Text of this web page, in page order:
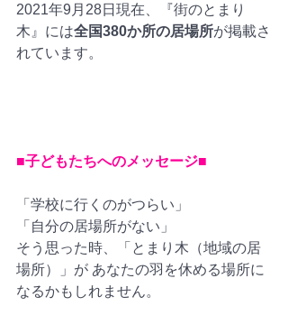
2021年9月28日現在、『街のとまり
木』には全国380か所の居場所が掲載さ
れています。
■子どもたちへのメッセージ■
「学校に行くのがつらい」
「自分の居場所がない」
そう思った時、「とまり木（地域の居
場所）」が あなたの羽を休める場所に
なるかもしれません。